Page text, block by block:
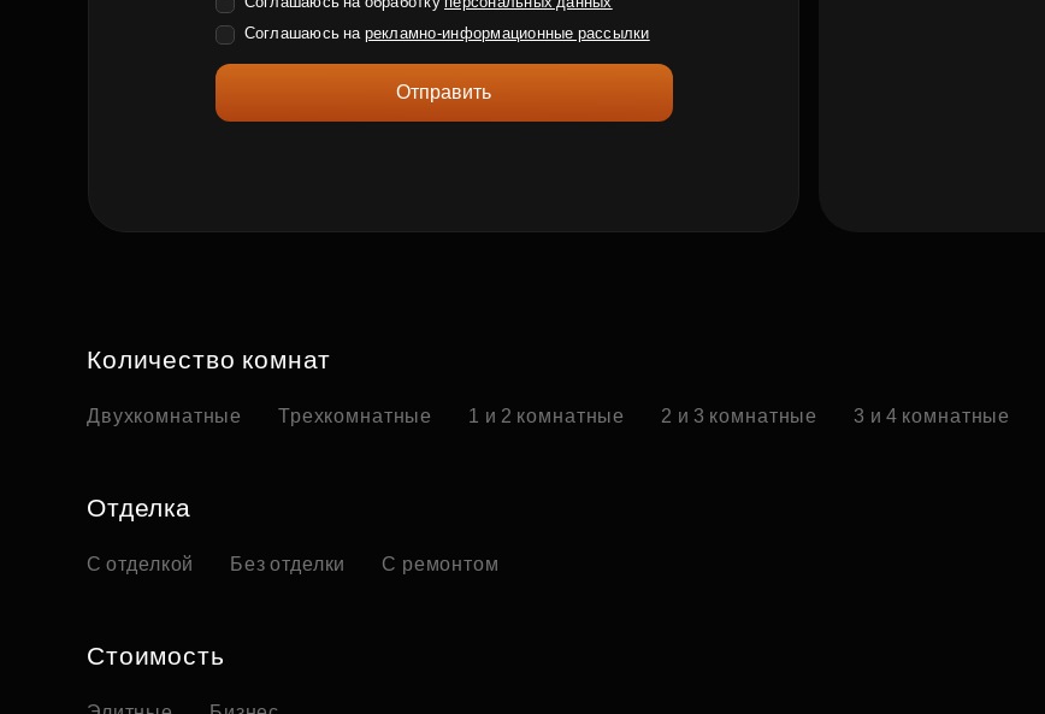
Соглашаюсь на рекламно-информационные рассылки
Отправить
Количество комнат
Двухкомнатные Трехкомнатные 1 и 2 комнатные 2 и 3 комнатные 3 и 4 комнатные
Отделка
С отделкой Без отделки С ремонтом
Стоимость